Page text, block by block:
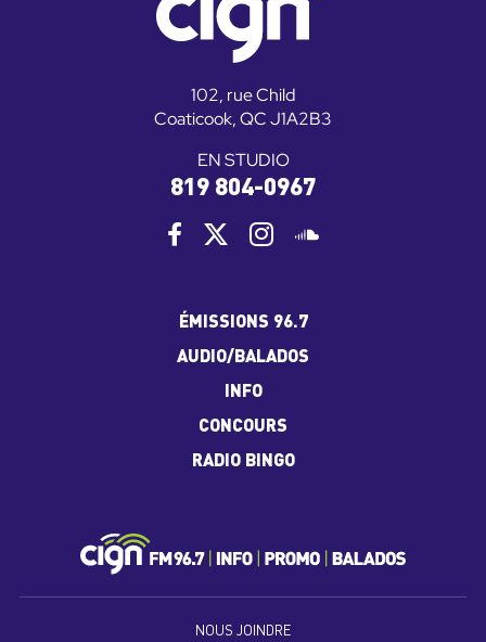
102, rue Child
Coaticook, QC J1A2B3
EN STUDIO
819 804-0967
ÉMISSIONS 96.7
AUDIO/BALADOS
INFO
CONCOURS
RADIO BINGO
NOUS JOINDRE